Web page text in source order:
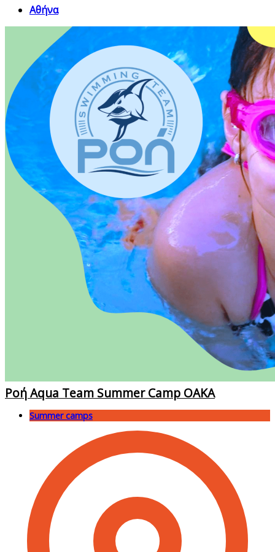
Αθήνα
Ροή Aqua Team Summer Camp ΟΑΚΑ
Summer camps